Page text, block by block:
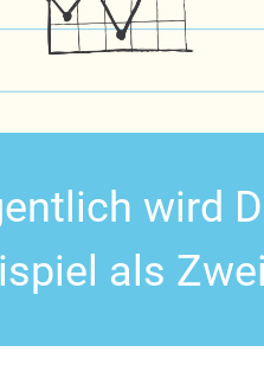
wird
als